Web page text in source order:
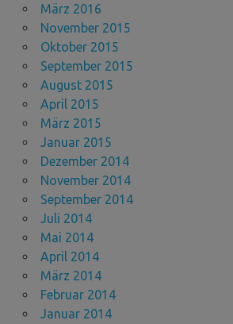
März 2016
November 2015
Oktober 2015
September 2015
August 2015
April 2015
März 2015
Januar 2015
Dezember 2014
November 2014
September 2014
Juli 2014
Mai 2014
April 2014
März 2014
Februar 2014
Januar 2014